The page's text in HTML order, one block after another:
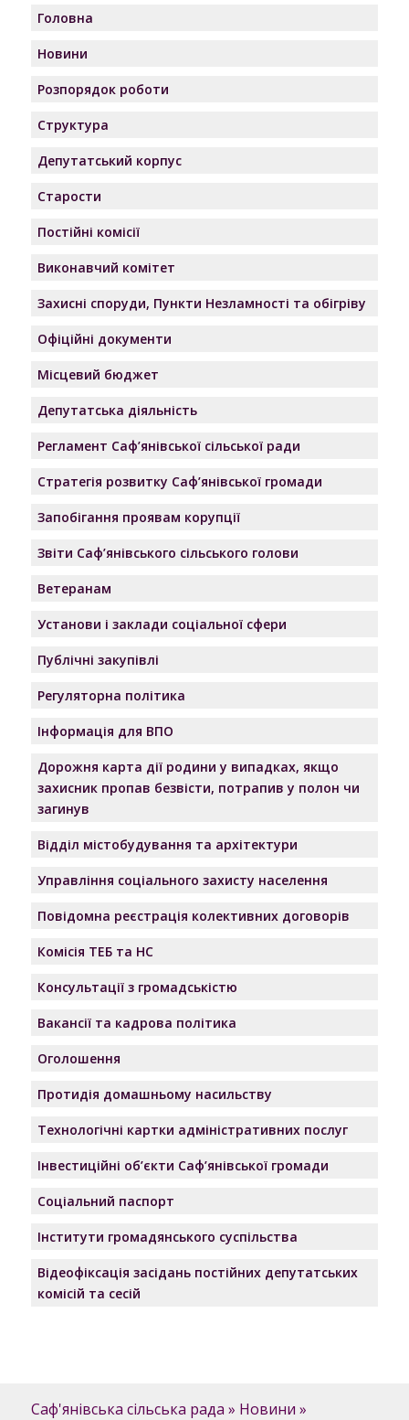
Головна
Новини
Розпорядок роботи
Структура
Депутатський корпус
Старости
Постійні комісії
Виконавчий комітет
Захисні споруди, Пункти Незламності та обігріву
Офіційні документи
Місцевий бюджет
Депутатська діяльність
Регламент Саф’янівської сільської ради
Стратегія розвитку Саф’янівської громади
Запобігання проявам корупції
Звіти Саф’янівського сільського голови
Ветеранам
Установи і заклади соціальної сфери
Публічні закупівлі
Регуляторна політика
Інформація для ВПО
Дорожня карта дії родини у випадках, якщо
захисник пропав безвісти, потрапив у полон чи
загинув
Відділ містобудування та архітектури
Управління соціального захисту населення
Повідомна реєстрація колективних договорів
Комісія ТЕБ та НС
Консультації з громадськістю
Вакансії та кадрова політика
Оголошення
Протидія домашньому насильству
Технологічні картки адміністративних послуг
Інвестиційні об’єкти Саф’янівської громади
Соціальний паспорт
Інститути громадянського суспільства
Відеофіксація засідань постійних депутатських
комісій та сесій
Саф'янівська сільська рада » Новини »